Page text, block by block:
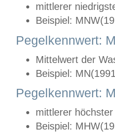
mittlerer
Beispiel:
Pegelkennwert:
Mittelwert der
Beispiel:
Pegelkennwert:
mittlerer
Beispiel: